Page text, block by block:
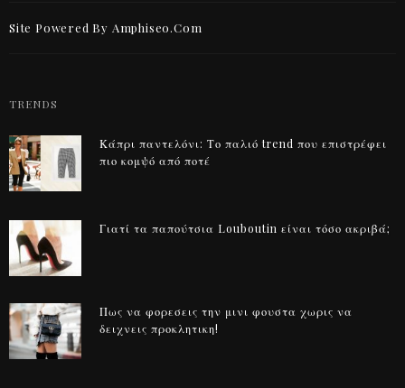
Site Powered By Amphiseo.com
TRENDS
Κάπρι παντελόνι: Το παλιό trend που επιστρέφει
πιο κομψό από ποτέ
Γιατί τα παπούτσια Louboutin είναι τόσο ακριβά;
Πως να φορεσεις την μινι φουστα χωρις να
δειχνεις προκλητικη!